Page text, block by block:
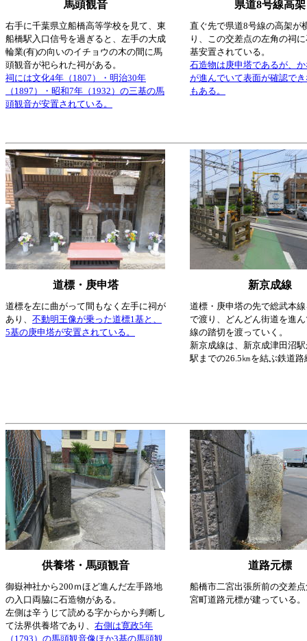
馬頭観音 県道8号線高架
右手に千葉県立船橋高等学校を見て、東
船橋駅入口信号を過ぎると、左手の大成
輪業(有)の向いのイチョウの木の間に馬
頭観音が祀られた祠がある。
祠には文化4年（1807）・明治30年
（1897）・昭和7年（1932）の三基の馬
頭観音が安置されている。
直ぐ先で県道8号線の高架が
り、この交差点の左角の祠
基安置されている。
石造物は庚申塔であるが、
が進んでいて表面が確認で
もある。
道標・庚申塔 新京成線
道標を左に曲がって間もなく左手に祠が
あり、 不動明王像が乗った道標1基と、
5基の庚申塔が安置されている。
道標・庚申塔の先で総武本
で渡り、どんどん街道を進
線の踏切を渡っていく。
新京成線は、新京成津田沼
駅までの26.5㎞を結ぶ鉄道路
供養塔・馬頭観音 道路元標
御嶽神社から200ｍほど進んだ左手路地
の入口両脇に石造物がある。
左側は辛うじて読める字からから判断し
て法界供養塔であり、 右側は寛政5年
（1793）の馬頭観音像ほか3基の馬頭観
船橋市二宮出張所前の交差
宮町道路元標が建っている。